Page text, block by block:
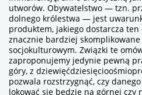
utworów. Obywatelstwo — tzn.
dolnego królestwa — jest
produktem, jakiego dostarcza
znacznie bardziej
socjokulturowym. Związki te
zaproponujemy jedynie pewną
góry, z
pozwala rozstrzygnąć, czy
lokować się będzie na górnej czy